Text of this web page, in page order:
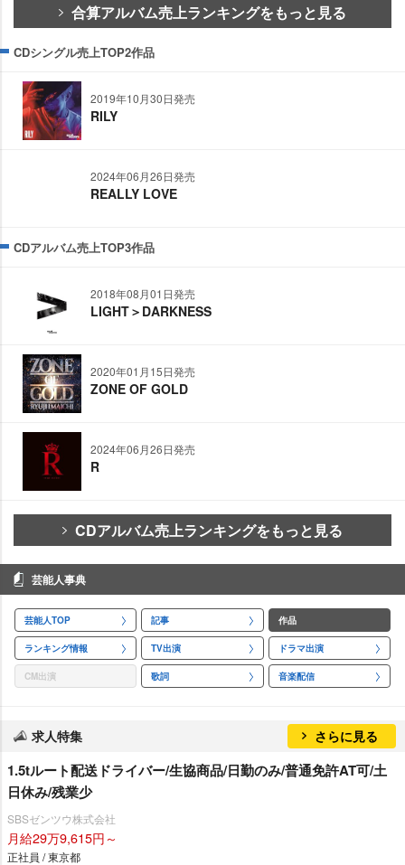
合算アルバム売上ランキングをもっと見る
CDシングル売上TOP2作品
2019年10月30日発売
RILY
2024年06月26日発売
REALLY LOVE
CDアルバム売上TOP3作品
2018年08月01日発売
LIGHT＞DARKNESS
2020年01月15日発売
ZONE OF GOLD
2024年06月26日発売
R
CDアルバム売上ランキングをもっと見る
芸能人事典
芸能人TOP 記事 作品
ランキング情報 TV出演 ドラマ出演
CM出演 歌詞 音楽配信
求人特集 さらに見る
1.5tルート配送ドライバー/生協商品/日勤のみ/普通免許AT可/土
日休み/残業少
SBSゼンツウ株式会社
月給29万9,615円～
正社員 / 東京都